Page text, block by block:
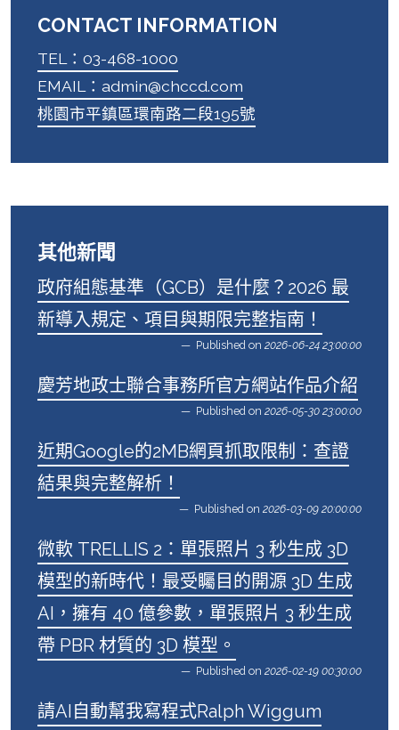
CONTACT INFORMATION
TEL：03-468-1000
EMAIL：admin@chccd.com
桃園市平鎮區環南路二段195號
其他新聞
政府組態基準（GCB）是什麼？2026 最
新導入規定、項目與期限完整指南！
Published on 2026-06-24 23:00:00
慶芳地政士聯合事務所官方網站作品介紹
Published on 2026-05-30 23:00:00
近期Google的2MB網頁抓取限制：查證
結果與完整解析！
Published on 2026-03-09 20:00:00
微軟 TRELLIS 2：單張照片 3 秒生成 3D
模型的新時代！最受矚目的開源 3D 生成
AI，擁有 40 億參數，單張照片 3 秒生成
帶 PBR 材質的 3D 模型。
Published on 2026-02-19 00:30:00
請AI自動幫我寫程式Ralph Wiggum